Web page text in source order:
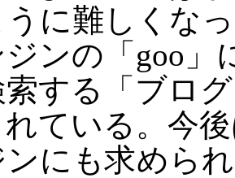
うに難しくな
ンの「 goo 」
索する「ブロ
れている。今
にも求めら